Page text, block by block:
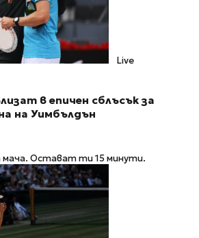
Live
в епичен сблъсък за
на Уимбълдън
мача. Остават ти 15 минути.